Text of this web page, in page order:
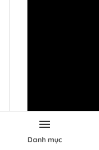
Danh mục